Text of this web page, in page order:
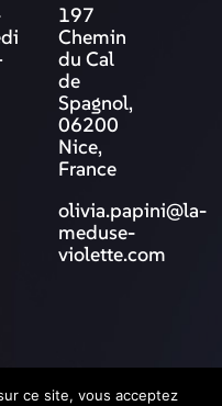
197
Chemin
du Cal
de
Spagnol,
06200
Nice,
France
olivia.papini@la-
meduse-
violette.com
ce site, vous acceptez